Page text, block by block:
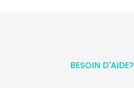
BESOIN D'AIDE?